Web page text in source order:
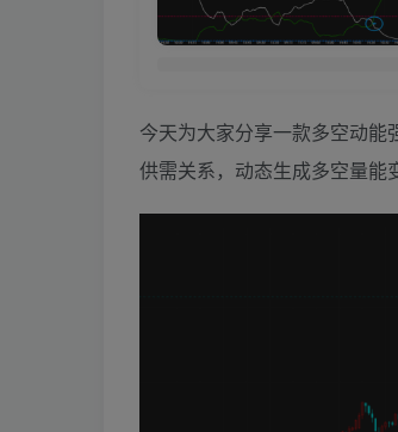
今天为大家分享一款多空动
供需关系，动态生成多空量能